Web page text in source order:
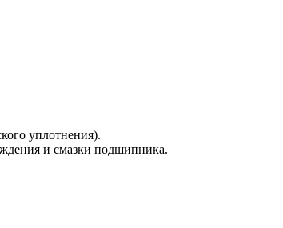
уплотнения).
и смазки подшипника.